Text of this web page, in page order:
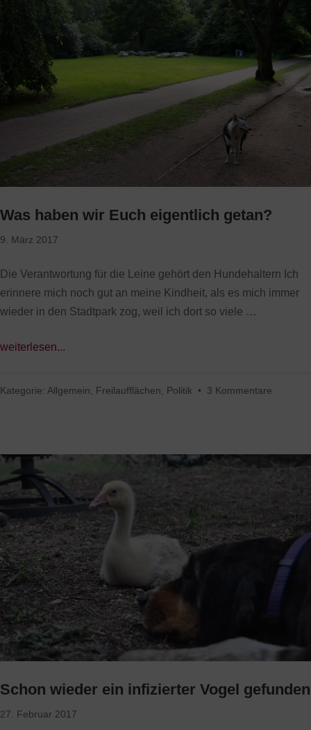
Was haben wir Euch eigentlich getan?
9. März 2017
Die Verantwortung für die Leine gehört den Hundehaltern Ich
erinnere mich noch gut an meine Kindheit, als es mich immer
wieder in den Stadtpark zog, weil ich dort so viele …
weiterlesen...
Kategorie: Allgemein, Freilaufflächen, Politik • 3 Kommentare
Schon wieder ein infizierter Vogel gefunden
27. Februar 2017